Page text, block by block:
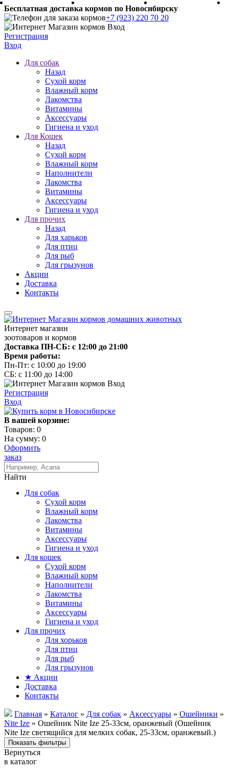
Бесплатная доставка кормов по Новосибирску
+7 (923) 220 70 20
Регистрация
Вход
Для собак
Назад
Сухой корм
Влажный корм
Лакомства
Витамины
Аксессуары
Гигиена и уход
Для Кошек
Назад
Сухой корм
Влажный корм
Наполнители
Лакомства
Витамины
Аксессуары
Гигиена и уход
Для прочих
Назад
Для харьков
Для птиц
Для рыб
Для грызунов
Акции
Доставка
Контакты
Интернет магазин
зоотоваров и кормов
Доставка ПН-СБ: с 12:00 до 21:00
Время работы:
Пн-Пт: с 10:00 до 19:00
СБ: с 11:00 до 14:00
Регистрация
Вход
В вашей корзине:
Товаров: 0
На сумму: 0
Оформить
заказ
Найти
Для собак
Сухой корм
Влажный корм
Лакомства
Витамины
Аксессуары
Гигиена и уход
Для кошек
Сухой корм
Влажный корм
Наполнители
Лакомства
Витамины
Аксессуары
Гигиена и уход
Для прочих
Для хорьков
Для птиц
Для рыб
Для грызунов
★ Акции
Доставка
Контакты
Главная » Каталог » Для собак » Аксессуары » Ошейники »
Nite Ize » Ошейник Nite Ize 25-33см, оранжевый (Ошейник
Nite Ize светящийся для мелких собак, 25-33см, оранжевый.)
Вернуться
в каталог